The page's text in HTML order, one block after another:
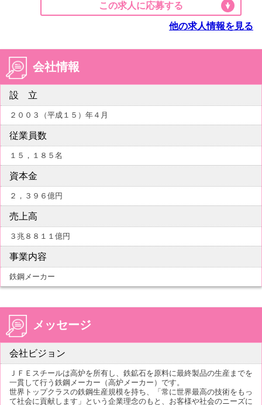
この求人に応募する
他の求人情報を見る
会社情報
設 立
２００３（平成１５）年４月
従業員数
１５，１８５名
資本金
２，３９６億円
売上高
３兆８８１１億円
事業内容
鉄鋼メーカー
メッセージ
会社ビジョン
ＪＦＥスチールは高炉を所有し、鉄鉱石を原料に最終製品の生産までを
一貫して行う鉄鋼メーカー（高炉メーカー）です。
世界トップクラスの鉄鋼生産規模を持ち、「常に世界最高の技術をもっ
て社会に貢献します」という企業理念のもと、お客様や社会のニーズに